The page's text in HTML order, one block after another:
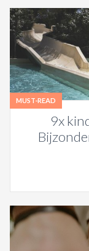
MUST-READ
9x